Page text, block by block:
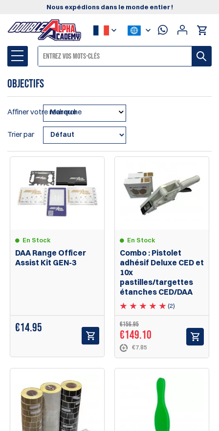
Nous expédions dans le monde entier !
Objectifs
Affiner votre recherche
Marque
Trier par
En Stock
DAA Range Officer
Assist Kit GEN-3
€14.95
En Stock
Combo : Pistolet
adhésif Deluxe CED et
10x
pastilles/targettes
étanches CED/DAA
(2)
€156.95
€149.10
€7.85